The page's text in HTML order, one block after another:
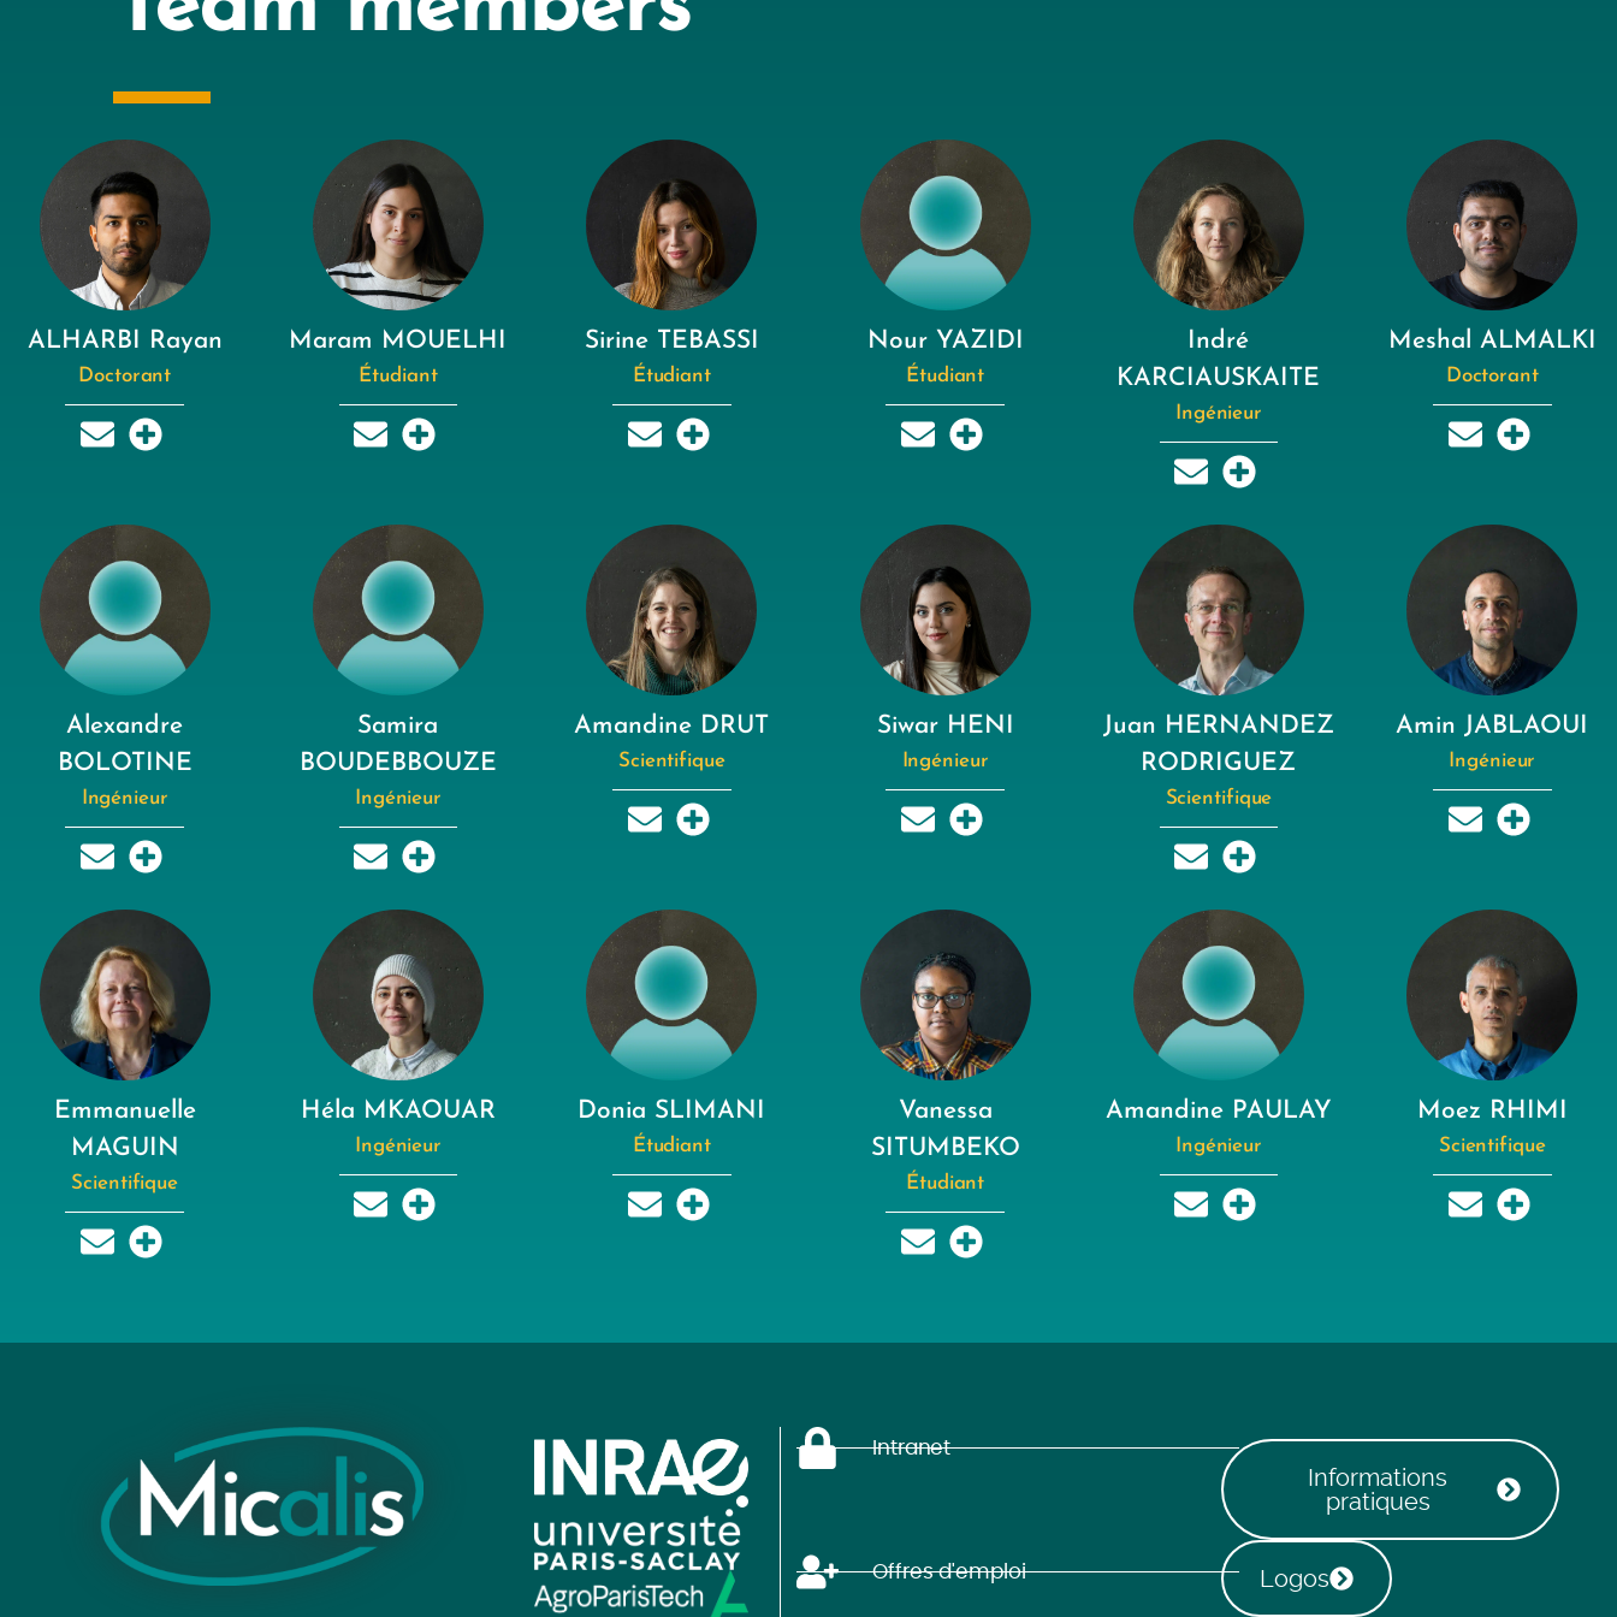
ALHARBI Rayan
Doctorant
Maram MOUELHI
Étudiant
Sirine TEBASSI
Étudiant
Nour YAZIDI
Étudiant
Indré
KARCIAUSKAITE
Ingénieur
Meshal ALMALKI
Doctorant
Alexandre
BOLOTINE
Ingénieur
Samira
BOUDEBBOUZE
Ingénieur
Amandine DRUT
Scientifique
Siwar HENI
Ingénieur
Juan HERNANDEZ
RODRIGUEZ
Scientifique
Amin JABLAOUI
Ingénieur
Emmanuelle
MAGUIN
Scientifique
Héla MKAOUAR
Ingénieur
Donia SLIMANI
Étudiant
Vanessa
SITUMBEKO
Étudiant
Amandine PAULAY
Ingénieur
Moez RHIMI
Scientifique
Intranet
Offres d'emploi
Informations
pratiques
Logos